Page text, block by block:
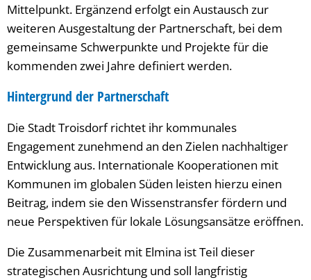
Mittelpunkt. Ergänzend erfolgt ein Austausch zur
weiteren Ausgestaltung der Partnerschaft, bei dem
gemeinsame Schwerpunkte und Projekte für die
kommenden zwei Jahre definiert werden.
Hintergrund der Partnerschaft
Die Stadt Troisdorf richtet ihr kommunales
Engagement zunehmend an den Zielen nachhaltiger
Entwicklung aus. Internationale Kooperationen mit
Kommunen im globalen Süden leisten hierzu einen
Beitrag, indem sie den Wissenstransfer fördern und
neue Perspektiven für lokale Lösungsansätze eröffnen.
Die Zusammenarbeit mit Elmina ist Teil dieser
strategischen Ausrichtung und soll langfristig